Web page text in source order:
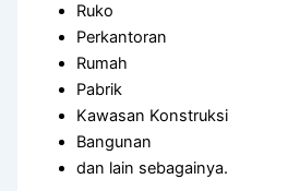
Ruko
Perkantoran
Rumah
Pabrik
Kawasan Konstruksi
Bangunan
dan lain sebagainya.